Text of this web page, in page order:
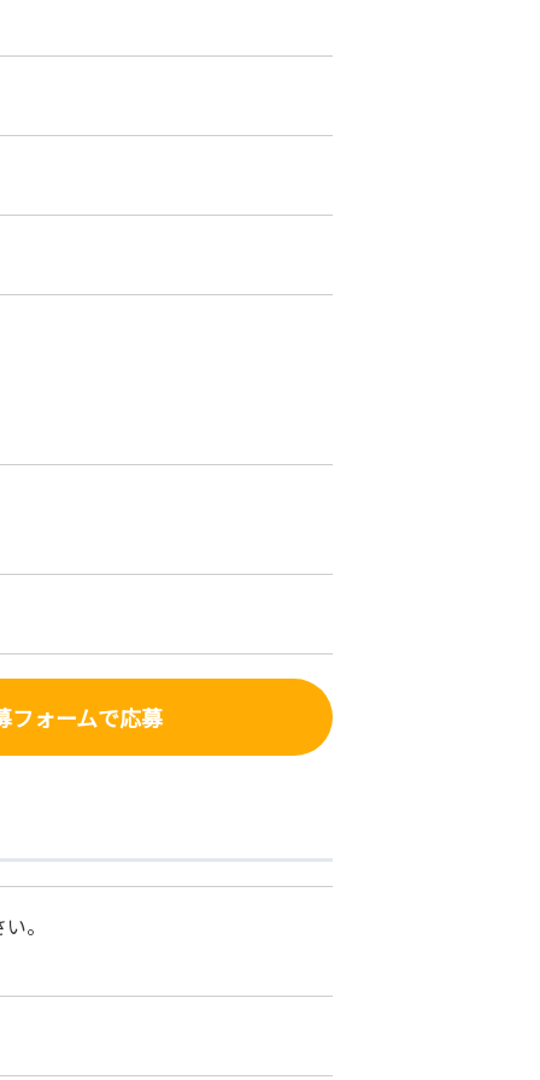
フォームで応募
。